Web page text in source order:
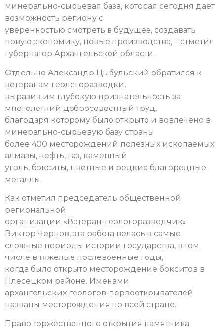
минерально-сырьевая база, которая сегодня дает
возможность региону с
уверенностью смотреть в будущее, создавать
новую экономику, новые производства, – отметил
губернатор Архангельской области.
Отдельно Александр Цыбульский обратился к
ветеранам геологоразведки,
выразив им глубокую признательность за
многолетний добросовестный труд,
благодаря которому было открыто и вовлечено в
минерально-сырьевую базу страны
более 400 месторождений полезных ископаемых:
алмазы, нефть, газ, каменный
уголь, бокситы, цветные и редкие благородные
металлы.
Как отметил председатель общественной
региональной
организации «Ветеран-геологоразведчик»
Виктор Чернов, эта работа велась в самые
сложные периоды истории государства, в том
числе в тяжелые послевоенные годы,
когда было открыто месторождение бокситов в
Плесецком районе. Именами
архангельских геологов-первооткрывателей
названы месторождения по всей стране.
Право торжественного открытия памятника